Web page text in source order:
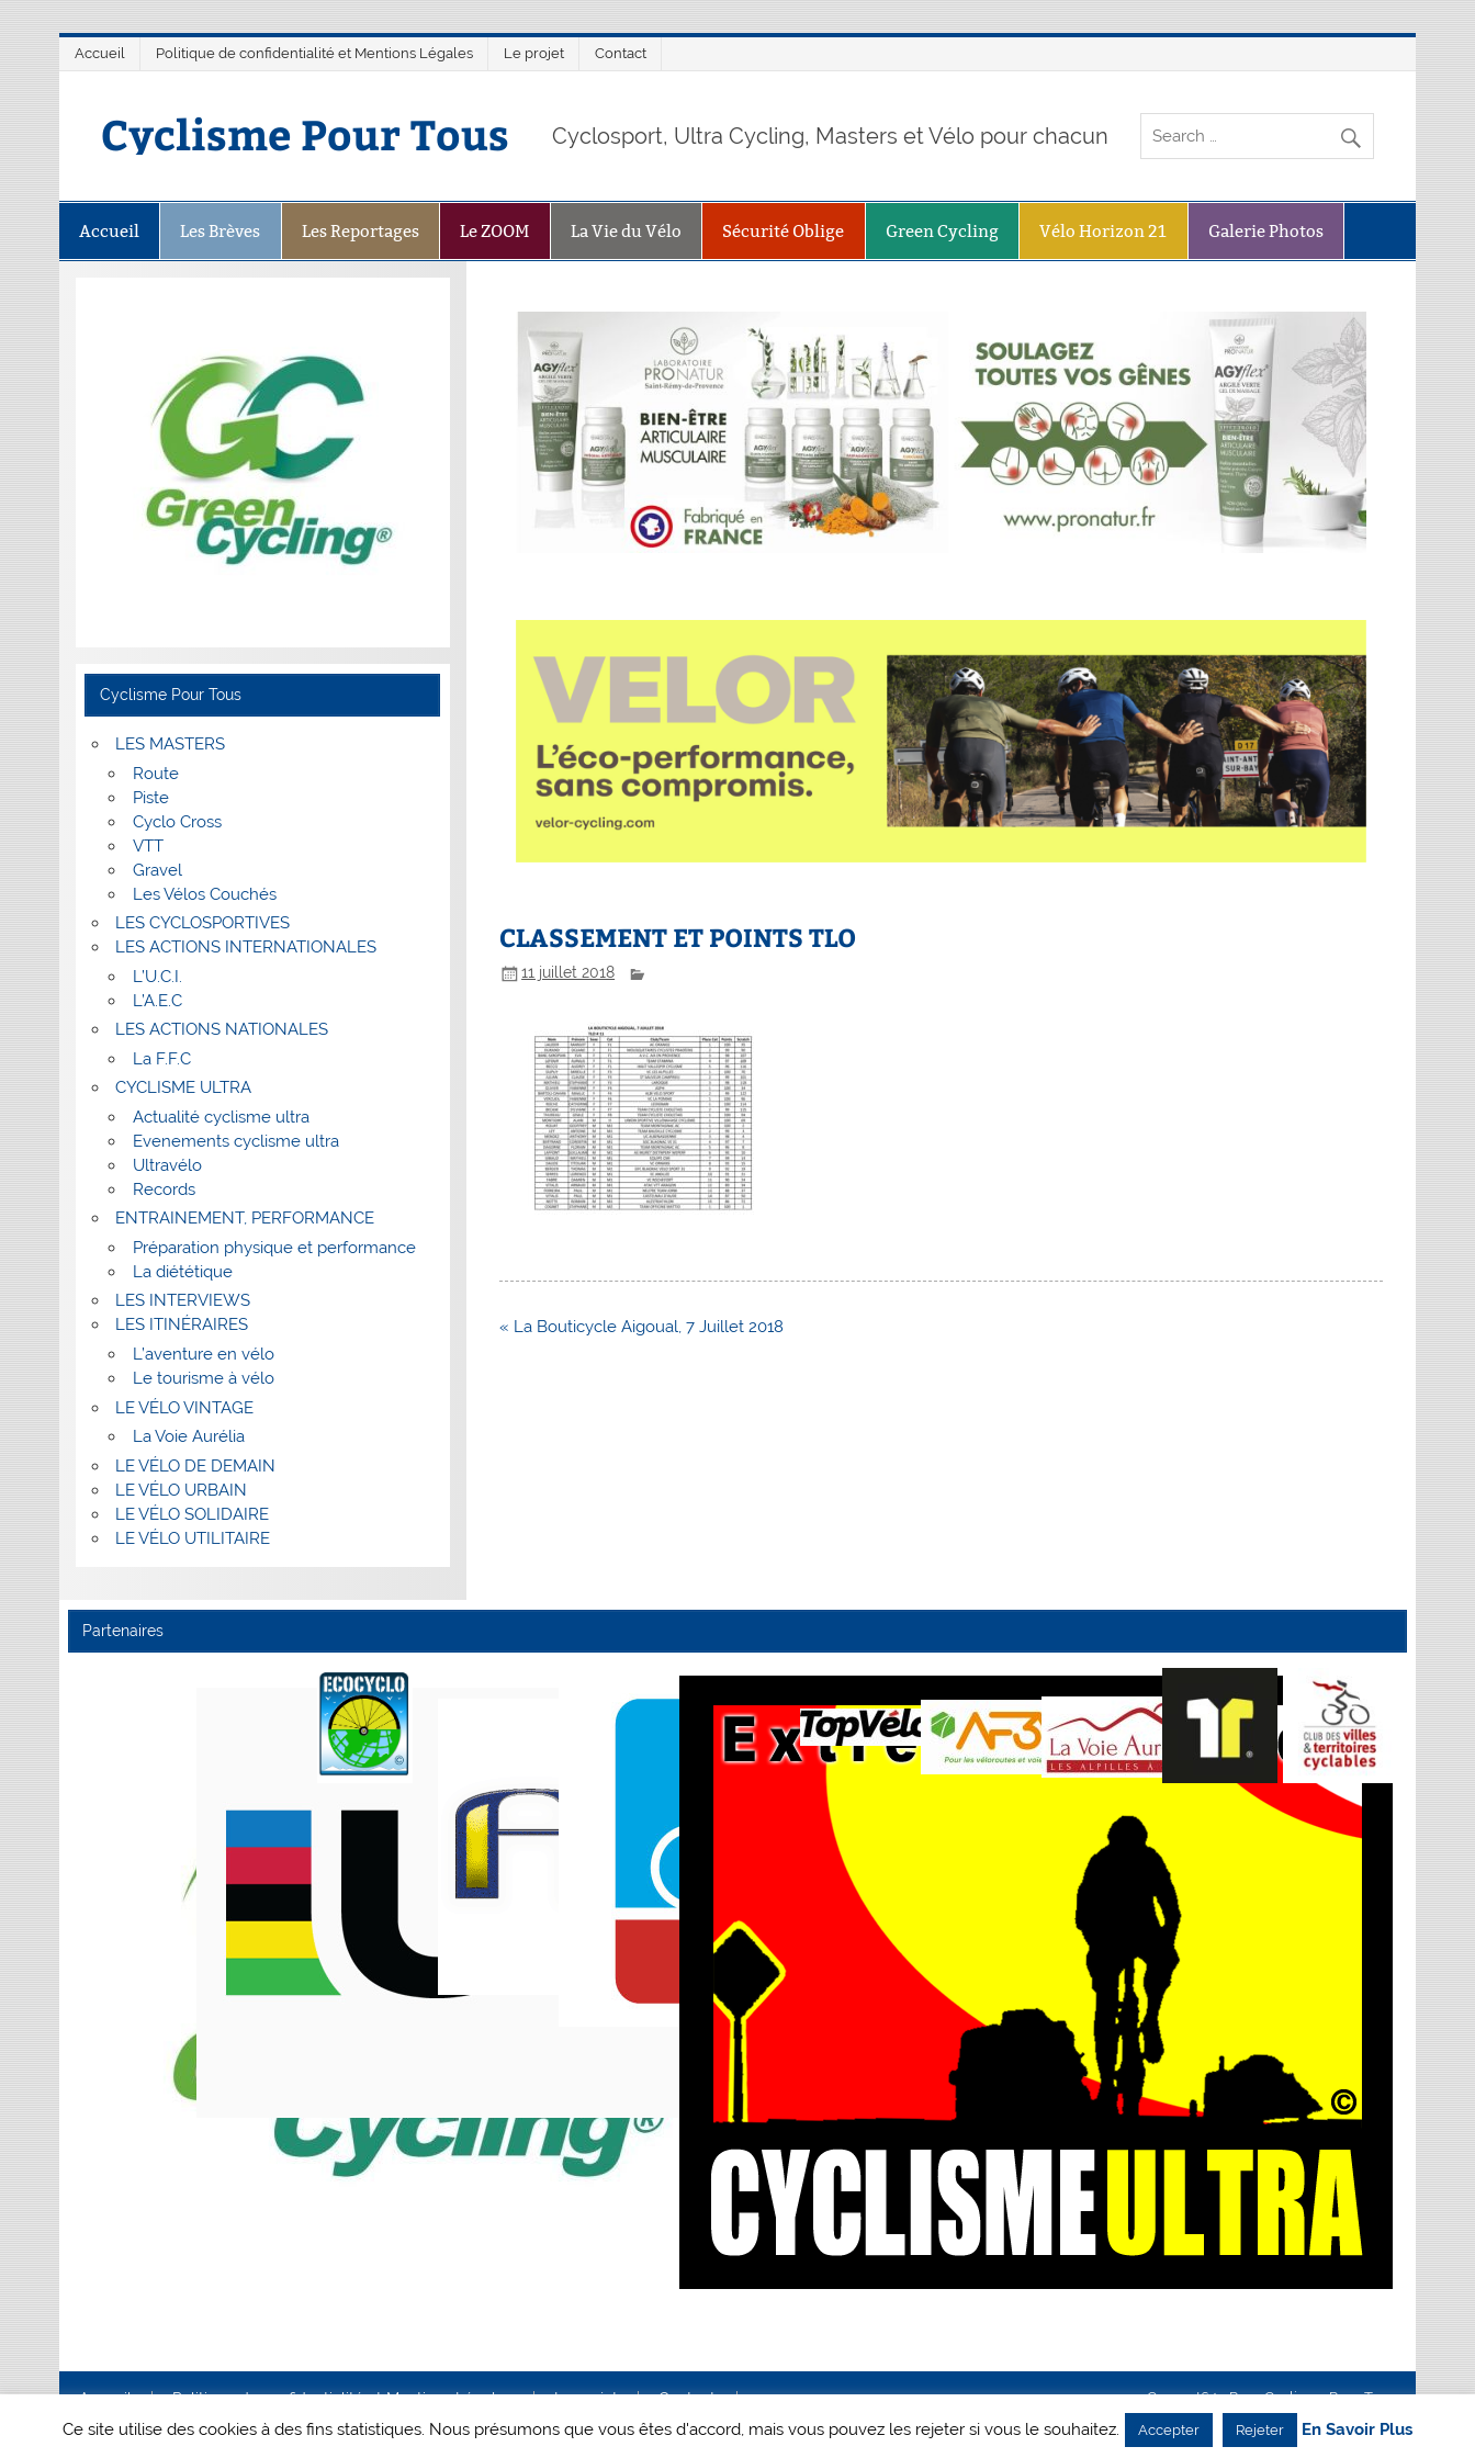
Accueil Politique de confidentialité et Mentions Légales Le projet Contact
Cyclisme Pour Tous Cyclosport, Ultra Cycling, Masters et Vélo pour chacun
Accueil Les Brèves Les Reportages Le ZOOM La Vie du Vélo Sécurité Oblige Green Cycling Vélo Horizon 21 Galerie Photos
CLASSEMENT ET POINTS TLO
11 juillet 2018
Navigation
« La Bouticycle Aigoual, 7 Juillet 2018
Cyclisme Pour Tous
LES MASTERS
Route
Piste
Cyclo Cross
VTT
Gravel
Les Vélos Couchés
LES CYCLOSPORTIVES
LES ACTIONS INTERNATIONALES
L’U.C.I.
L’A.E.C
LES ACTIONS NATIONALES
La F.F.C
CYCLISME ULTRA
Actualité cyclisme ultra
Evenements cyclisme ultra
Ultravélo
Records
ENTRAINEMENT, PERFORMANCE
Préparation physique et performance
La diététique
LES INTERVIEWS
LES ITINÉRAIRES
L’aventure en vélo
Le tourisme à vélo
LE VÉLO VINTAGE
La Voie Aurélia
LE VÉLO DE DEMAIN
LE VÉLO URBAIN
LE VÉLO SOLIDAIRE
LE VÉLO UTILITAIRE
Partenaires
Accueil Politique de confidentialité et Mentions Légales Le projet Contact Creanet64- Pour Cyclisme Pour Tous
Ce site utilise des cookies à des fins statistiques. Nous présumons que vous êtes d'accord, mais vous pouvez les rejeter si vous le souhaitez. Accepter Rejeter En Savoir Plus